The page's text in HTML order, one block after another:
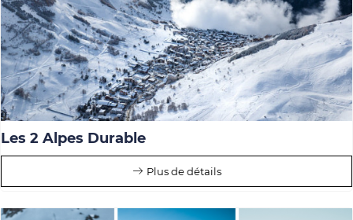
Les 2 Alpes Durable
Plus de détails